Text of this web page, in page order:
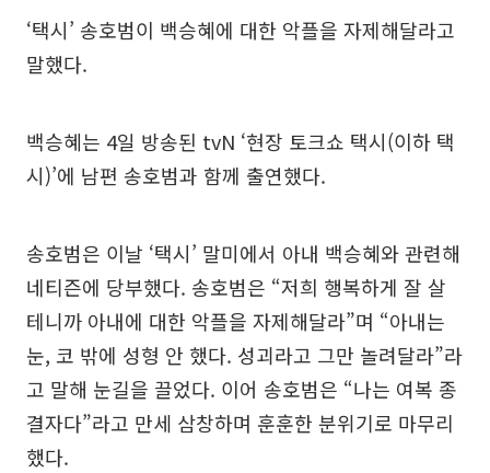
‘택시’ 송호범이 백승혜에 대한 악플을 자제해달라고
말했다.
백승혜는 4일 방송된 tvN ‘현장 토크쇼 택시(이하 택
시)’에 남편 송호범과 함께 출연했다.
송호범은 이날 ‘택시’ 말미에서 아내 백승혜와 관련해
네티즌에 당부했다. 송호범은 “저희 행복하게 잘 살
테니까 아내에 대한 악플을 자제해달라”며 “아내는
눈, 코 밖에 성형 안 했다. 성괴라고 그만 놀려달라”라
고 말해 눈길을 끌었다. 이어 송호범은 “나는 여복 종
결자다”라고 만세 삼창하며 훈훈한 분위기로 마무리
했다.